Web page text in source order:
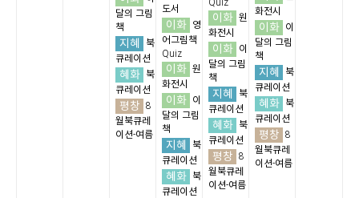
달의 그림
책
지혜
북
큐레이션
혜화
북
큐레이션
평창 8
월북큐레
이션-여름
도서
이화
영
어그림책
Quiz
이화 원
화전시
이화
이
달의 그림
책
지혜
북
큐레이션
혜화
북
큐레이션
Quiz
이화 원
화전시
이화
이
달의 그림
책
지혜
북
큐레이션
혜화
북
큐레이션
평창 8
월북큐레
이션-여름
화전시
이화
이
달의 그림
책
지혜
북
큐레이션
혜화
북
큐레이션
평창 8
월북큐레
이션-여름